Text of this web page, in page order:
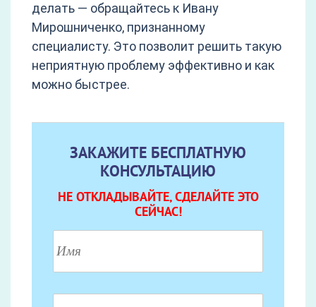
делать — обращайтесь к Ивану
Мирошниченко, признанному
специалисту. Это позволит решить такую
неприятную проблему эффективно и как
можно быстрее.
ЗАКАЖИТЕ БЕСПЛАТНУЮ
КОНСУЛЬТАЦИЮ
НЕ ОТКЛАДЫВАЙТЕ, СДЕЛАЙТЕ ЭТО
СЕЙЧАС!